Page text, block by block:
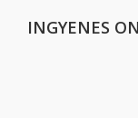
INGYENES